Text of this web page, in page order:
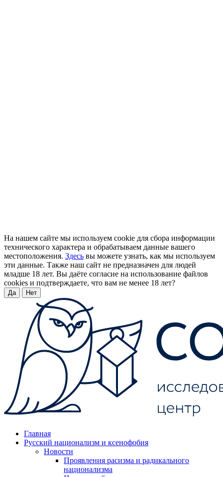
На нашем сайте мы используем cookie для сбора информации
технического характера и обрабатываем данные вашего
местоположения. Здесь вы можете узнать, как мы используем
эти данные. Также наш сайт не предназначен для людей
младше 18 лет. Вы даёте согласие на использование файлов
cookies и подтверждаете, что вам не менее 18 лет?
Да Нет
Главная
Русский национализм и ксенофобия
Новости
Проявления расизма и радикального
национализма